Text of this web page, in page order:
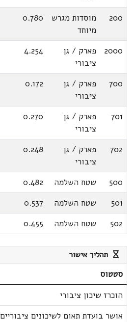
200
מוסדות מגרש
מיוחד
0.780
2000
פארק / גן
ציבורי
4.254
700
פארק / גן
ציבורי
0.172
701
פארק / גן
ציבורי
0.270
702
פארק / גן
ציבורי
0.248
500 שטח השלמה
0.482
501
שטח השלמה
0.537
502
שטח השלמה 0.455
תהליך אישור
סטטוס
הוכרז שיכון ציבורי
אושר בועדת תאום לשיכונים ציבוריים